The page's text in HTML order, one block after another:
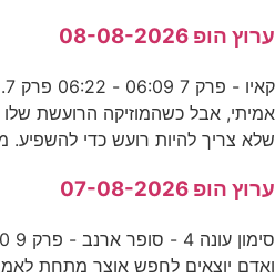
ערוץ הופ 08-08-2026
אמיתי, אבל כשהמוזיקה הרועשת שלו
שלא צריך להיות רועש כדי
ערוץ הופ 07-08-2026
ואדם יוצאים לחפש אוצר מתחת